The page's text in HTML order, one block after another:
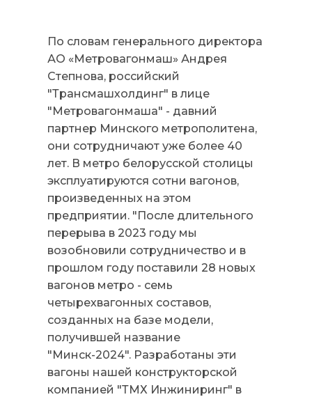
По словам генерального директора
АО «Метровагонмаш» Андрея
Степнова, российский
"Трансмашхолдинг" в лице
"Метровагонмаша" - давний
партнер Минского метрополитена,
они сотрудничают уже более 40
лет. В метро белорусской столицы
эксплуатируются сотни вагонов,
произведенных на этом
предприятии. "После длительного
перерыва в 2023 году мы
возобновили сотрудничество и в
прошлом году поставили 28 новых
вагонов метро - семь
четырехвагонных составов,
созданных на базе модели,
получившей название
"Минск-2024". Разработаны эти
вагоны нашей конструкторской
компанией "ТМХ Инжиниринг" в